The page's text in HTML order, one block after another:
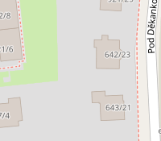
10 000 Kč
Malířská, Praha 7
Typ kanceláře •